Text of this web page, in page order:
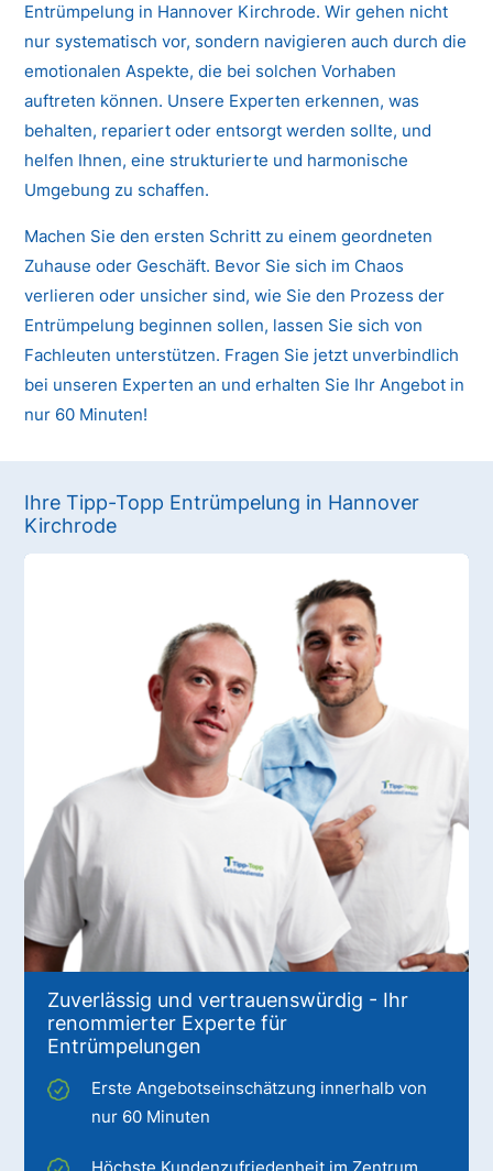
Entrümpelung in Hannover Kirchrode. Wir gehen nicht
nur systematisch vor, sondern navigieren auch durch die
emotionalen Aspekte, die bei solchen Vorhaben
auftreten können. Unsere Experten erkennen, was
behalten, repariert oder entsorgt werden sollte, und
helfen Ihnen, eine strukturierte und harmonische
Umgebung zu schaffen.
Machen Sie den ersten Schritt zu einem geordneten
Zuhause oder Geschäft. Bevor Sie sich im Chaos
verlieren oder unsicher sind, wie Sie den Prozess der
Entrümpelung beginnen sollen, lassen Sie sich von
Fachleuten unterstützen. Fragen Sie jetzt unverbindlich
bei unseren Experten an und erhalten Sie Ihr Angebot in
nur 60 Minuten!
Ihre Tipp-Topp Entrümpelung in Hannover
Kirchrode
Zuverlässig und vertrauenswürdig - Ihr
renommierter Experte für
Entrümpelungen
Erste Angebotseinschätzung innerhalb von
nur 60 Minuten